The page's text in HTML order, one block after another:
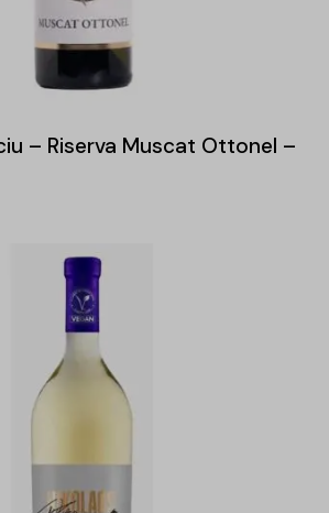
– Riserva Muscat Ottonel –